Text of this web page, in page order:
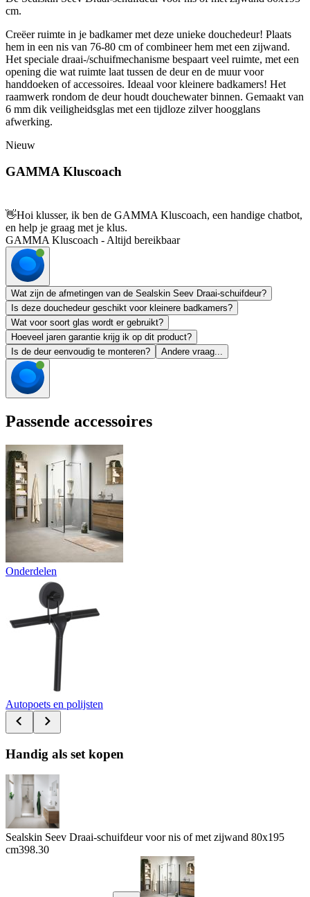
cm.
Creëer ruimte in je badkamer met deze unieke douchedeur! Plaats
hem in een nis van 76-80 cm of combineer hem met een zijwand.
Het speciale draai-/schuifmechanisme bespaart veel ruimte, met een
opening die wat ruimte laat tussen de deur en de muur voor
handdoeken of accessoires. Ideaal voor kleinere badkamers! Het
raamwerk rondom de deur houdt douchewater binnen. Gemaakt van
6 mm dik veiligheidsglas met een tijdloze zilver hoogglans
afwerking.
Nieuw
GAMMA Kluscoach
👋Hoi klusser, ik ben de GAMMA Kluscoach, een handige chatbot,
en help je graag met je klus.
GAMMA Kluscoach - Altijd bereikbaar
Wat zijn de afmetingen van de Sealskin Seev Draai-schuifdeur?
Is deze douchedeur geschikt voor kleinere badkamers?
Wat voor soort glas wordt er gebruikt?
Hoeveel jaren garantie krijg ik op dit product?
Is de deur eenvoudig te monteren?
Andere vraag...
Passende accessoires
Onderdelen
Autopoets en polijsten
Handig als set kopen
Sealskin Seev Draai-schuifdeur voor nis of met zijwand 80x195
cm398.30